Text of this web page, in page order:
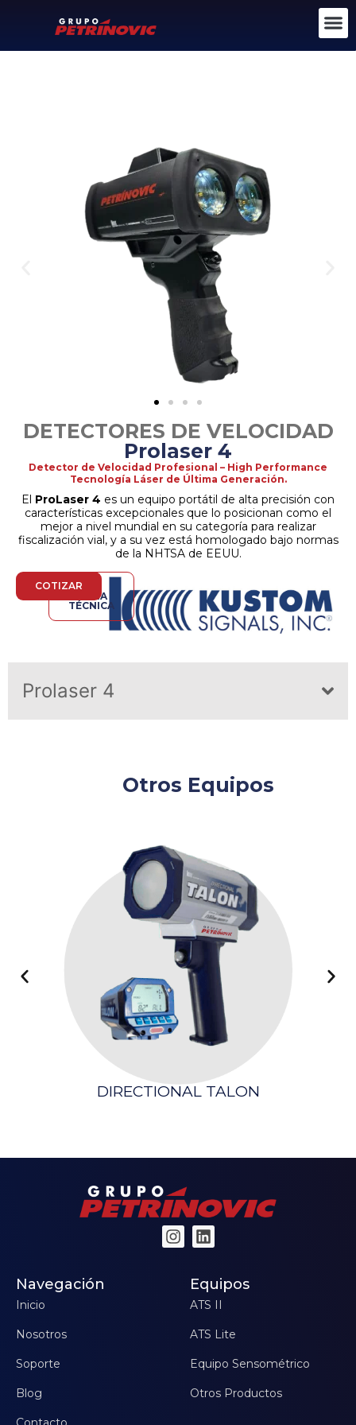
DETECTORES DE VELOCIDAD
Prolaser 4
Detector de Velocidad Profesional – High Performance
Tecnología Láser de Última Generación.
El ProLaser 4 es un equipo portátil de alta precisión con
características excepcionales que lo posicionan como el
mejor a nivel mundial en su categoría para realizar
fiscalización vial, y a su vez está homologado bajo normas
de la NHTSA de EEUU.
VER
FICHA
TÉCNICA
COTIZAR
Prolaser 4
Otros Equipos
DIRECTIONAL TALON
Navegación
Inicio
Nosotros
Soporte
Blog
Equipos
ATS II
ATS Lite
Equipo Sensométrico
Otros Productos